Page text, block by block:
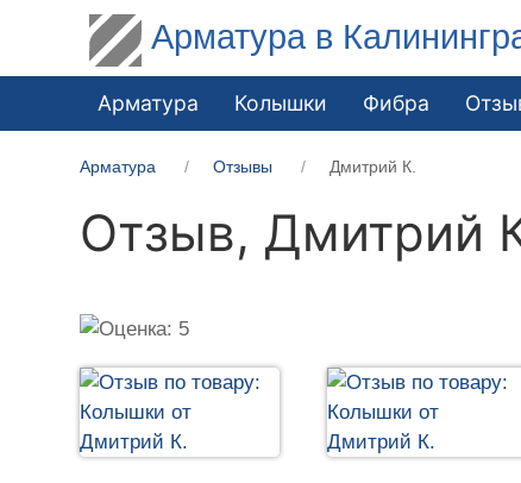
Арматура в
Арматура Колышки Фибра
Арматура Отзывы Дмитрий К.
Отзыв, Дмитрий